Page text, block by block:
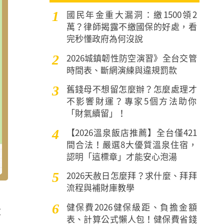
1
國民年金重大漏洞：繳1500領2
萬？律師揭露不繳國保的好處，看
完秒懂政府為何沒說
2
2026城鎮韌性防空演習》全台交管
時間表、斷網演練與違規罰款
3
舊錢母不想留怎麼辦？怎麼處理才
不影響財運？專家5個方法助你
「財氣續留」！
4
【2026溫泉飯店推薦】全台僅421
間合法！嚴選8大優質溫泉住宿，
認明「這標章」才能安心泡湯
5
2026天赦日怎麼拜？求什麼、拜拜
流程與補財庫教學
6
健保費2026健保級距、負擔金額
表、計算公式懶人包！健保費省錢